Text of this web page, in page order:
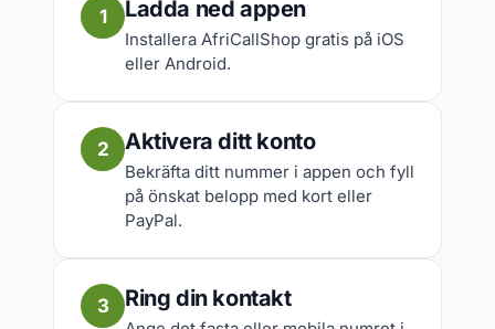
1 Ladda ned appen
Installera AfriCallShop gratis på iOS
eller Android.
2 Aktivera ditt konto
Bekräfta ditt nummer i appen och fyll
på önskat belopp med kort eller
PayPal.
3 Ring din kontakt